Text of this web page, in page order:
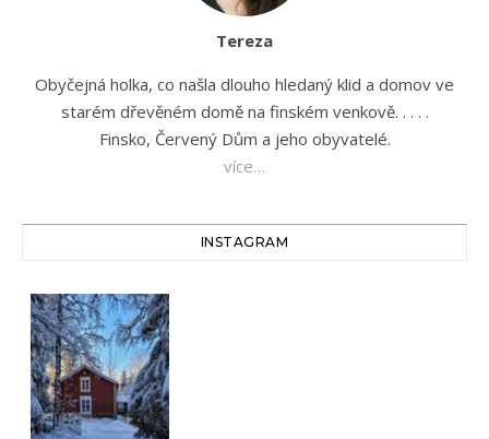
Tereza
Obyčejná holka, co našla dlouho hledaný klid a domov ve
starém dřevěném domě na finském venkově. . . . .
Finsko, Červený Dům a jeho obyvatelé.
více…
INSTAGRAM